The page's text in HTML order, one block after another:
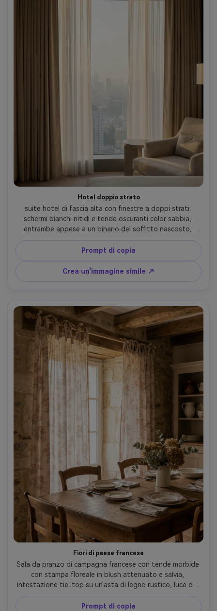
Hotel doppio strato
suite hotel di fascia alta con finestre a doppi strati:
schermi bianchi nitidi e tende oscuranti color sabbia,
entrambe appese a un binario del soffitto nascosto,
pieghe simmetriche, morbida luce dell'alba con foschia
sottile, tavolozza di lusso neutra, scattata su Hasselblad
X2D, 40mm, f/3.2, cornice architettonica per interni,
pieghe fotorealistiche e cuciture sui bordi-AR 4:5
Prompt di copia
Crea un'immagine simile ↗
Fiori di paese francese
Sala da pranzo di campagna francese con tende morbide
con stampa floreale in blush attenuato e salvia,
intestazione tie-top su un'asta di legno rustico, luce del
giorno delicata con toni caldi, allestimento del tavolo
vintage e fiori essiccati sullo sfondo, scattato su Canon
Prompt di copia